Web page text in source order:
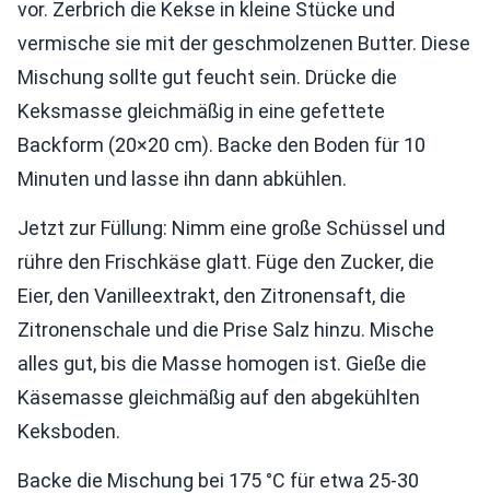
vor. Zerbrich die Kekse in kleine Stücke und
vermische sie mit der geschmolzenen Butter. Diese
Mischung sollte gut feucht sein. Drücke die
Keksmasse gleichmäßig in eine gefettete
Backform (20×20 cm). Backe den Boden für 10
Minuten und lasse ihn dann abkühlen.
Jetzt zur Füllung: Nimm eine große Schüssel und
rühre den Frischkäse glatt. Füge den Zucker, die
Eier, den Vanilleextrakt, den Zitronensaft, die
Zitronenschale und die Prise Salz hinzu. Mische
alles gut, bis die Masse homogen ist. Gieße die
Käsemasse gleichmäßig auf den abgekühlten
Keksboden.
Backe die Mischung bei 175 °C für etwa 25-30